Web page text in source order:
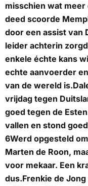
misschien wat meer
deed scoorde
door een assist van
leider achterin
enkele échte kans
echte aanvoerder
van de wereld is.
vrijdag tegen
goed tegen de
vallen en stond
6Werd opgesteld
Marten de Roon,
voor mekaar. Een
dus.Frenkie de Jong